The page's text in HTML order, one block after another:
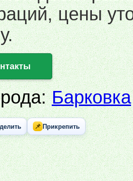
цены
Барковка
📌 Прикрепить